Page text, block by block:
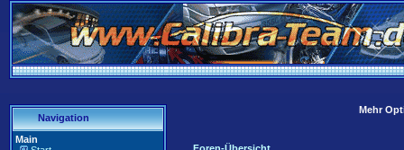
Navigation
Main
Mehr